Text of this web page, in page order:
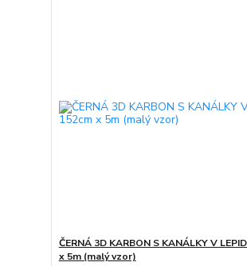
ČERNÁ 3D KARBON S KANÁLKY V
x 5m (malý vzor)